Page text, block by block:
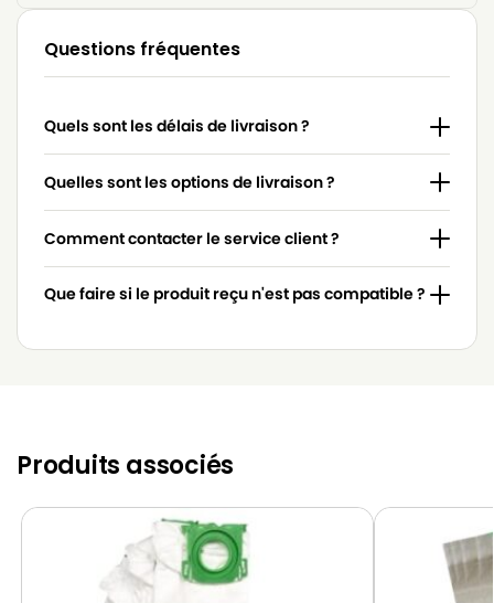
Questions fréquentes
Quels sont les délais de livraison ?
Quelles sont les options de livraison ?
Comment contacter le service client ?
Que faire si le produit reçu n'est pas compatible ?
Produits associés